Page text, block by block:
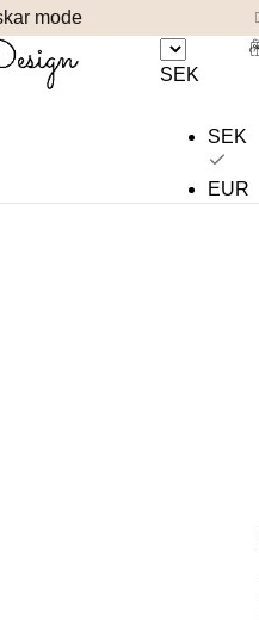
mode
SEK
SEK
EUR